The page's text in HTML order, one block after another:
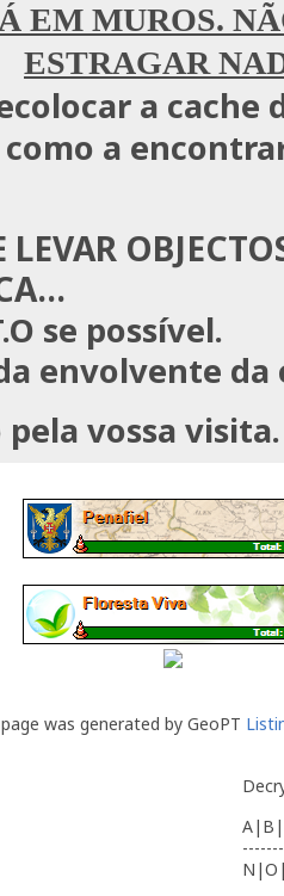
EM MUROS.
ESTRAGAR
a cache
como a
LEVAR
se possível.
envolvente da
vossa
was generated by GeoPT